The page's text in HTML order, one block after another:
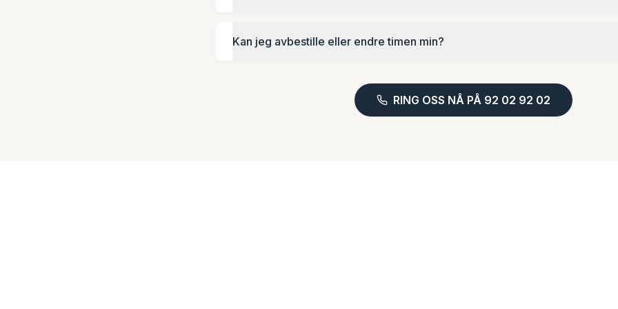
Kan jeg avbestille eller endre timen min?
RING OSS NÅ PÅ 92 02 92 02